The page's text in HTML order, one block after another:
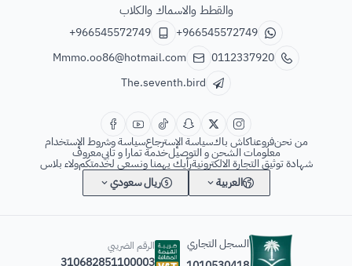
والقطط والاسماك والكلاب
+966545572749
+966545572749
0112337920
Mmmo.oo86@hotmail.com
The.seventh.bird
من نحنفروعناكاش باكسياسة الإسترجاعسياسة وشروط الإستخدام
معلومات الشحن و التوصيلخدمة تمارا و تابيمعروف
شهادة توثيق التجارة الالكترونيةرأيك يهمنا ونسعى لخدمتكمولاء بلاس
العربية
ريال سعودي
السجل التجاري
الرقم الضريبي
310682851100003